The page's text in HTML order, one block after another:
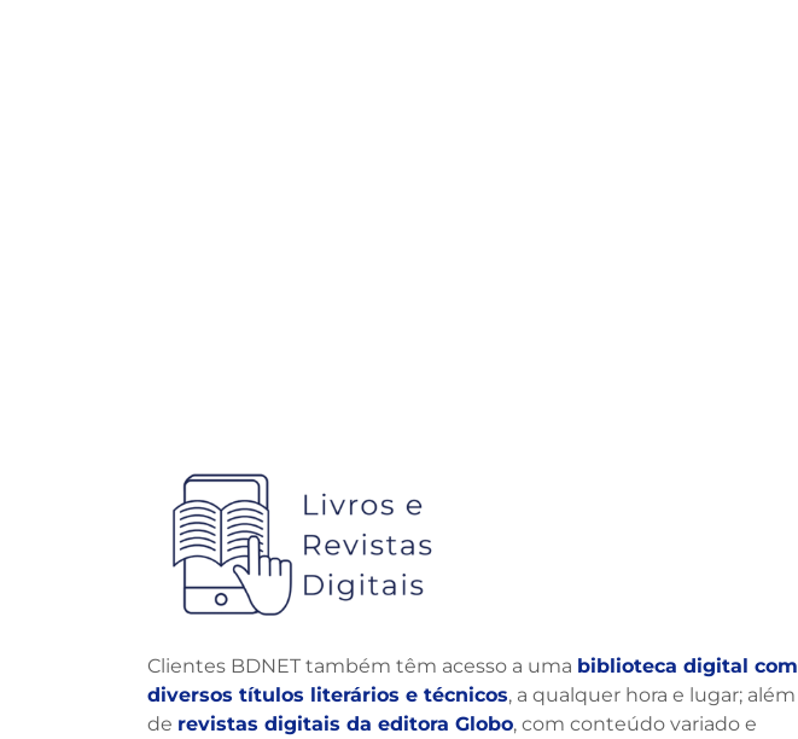
Clientes BDNET também têm acesso a uma biblioteca digital com
diversos títulos literários e técnicos, a qualquer hora e lugar; além
de revistas digitais da editora Globo, com conteúdo variado e